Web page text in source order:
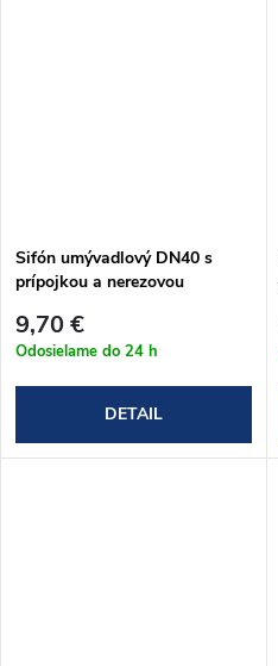
Sifón umývadlový DN40 s
prípojkou a nerezovou
9,70 €
Odosielame do 24 h
DETAIL